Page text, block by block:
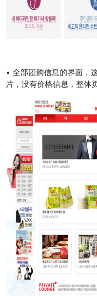
• 全部团购信息的界面，
片，没有价格信息，整体